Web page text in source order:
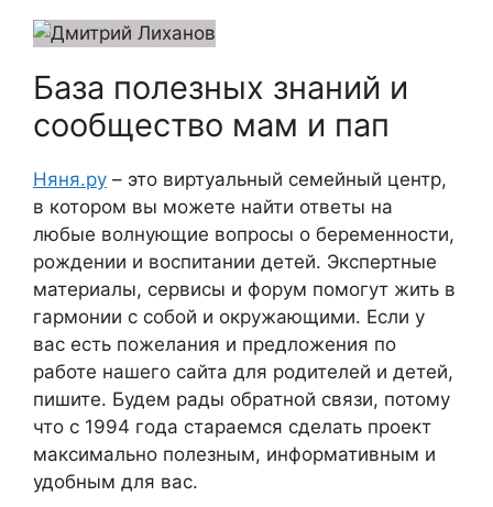
База полезных знаний и
сообщество мам и пап
Няня.ру – это виртуальный семейный центр,
в котором вы можете найти ответы на
любые волнующие вопросы о беременности,
рождении и воспитании детей. Экспертные
материалы, сервисы и форум помогут жить в
гармонии с собой и окружающими. Если у
вас есть пожелания и предложения по
работе нашего сайта для родителей и детей,
пишите. Будем рады обратной связи, потому
что c 1994 года стараемся сделать проект
максимально полезным, информативным и
удобным для вас.